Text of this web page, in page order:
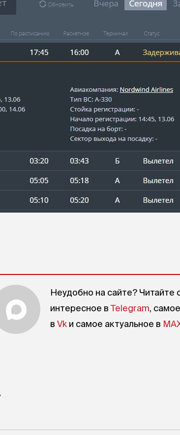
Неудобно на сайте? Читайте
интересное в Telegram,
в Vk и самое актуальное в